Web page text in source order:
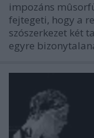
impozáns
fejtegeti, hogy a
szószerkezet két
egyre